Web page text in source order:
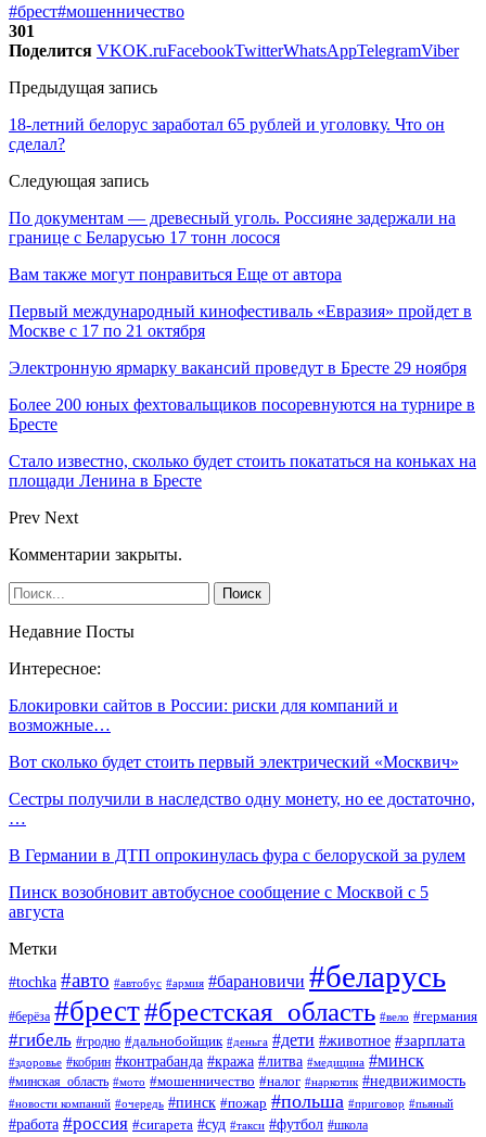
#брест#мошенничество
301
Поделится VKOK.ruFacebookTwitterWhatsAppTelegramViber
Предыдущая запись
18-летний белорус заработал 65 рублей и уголовку. Что он
сделал?
Следующая запись
По документам — древесный уголь. Россияне задержали на
границе с Беларусью 17 тонн лосося
Вам также могут понравиться Еще от автора
Первый международный кинофестиваль «Евразия» пройдет в
Москве с 17 по 21 октября
Электронную ярмарку вакансий проведут в Бресте 29 ноября
Более 200 юных фехтовальщиков посоревнуются на турнире в
Бресте
Стало известно, сколько будет стоить покататься на коньках на
площади Ленина в Бресте
Prev Next
Комментарии закрыты.
Недавние Посты
Интересное:
Блокировки сайтов в России: риски для компаний и
возможные…
Вот сколько будет стоить первый электрический «Москвич»
Сестры получили в наследство одну монету, но ее достаточно,
…
В Германии в ДТП опрокинулась фура с белоруской за рулем
Пинск возобновит автобусное сообщение с Москвой с 5
августа
Метки
#tochka #авто #автобус #армия #барановичи #беларусь
#берёза #брест#брестская_область #вело #германия
#гибель #гродно #дальнобойщик #деньга #дети #животное #зарплата
#здоровье #кобрин #контрабанда #кража #литва #медицина #минск
#минская_область #мото #мошенничество #налог #наркотик #недвижимость
#новости компаний #очередь #пинск #пожар #польша #приговор #пьяный
#работа #россия #сигарета #суд #такси #футбол #школа